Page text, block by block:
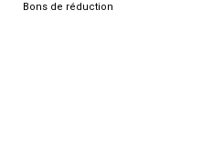
Bons de réduction